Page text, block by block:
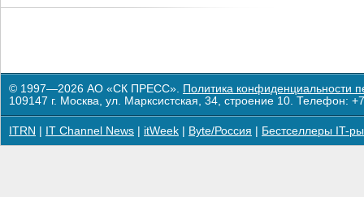
© 1997—2026 АО «СК ПРЕСС». Политика конфиденциальности
109147 г. Москва, ул. Марксистская, 34, строение 10. Телефон:
ITRN IT Channel News itWeek Byte/Россия Бестселлеры IT-